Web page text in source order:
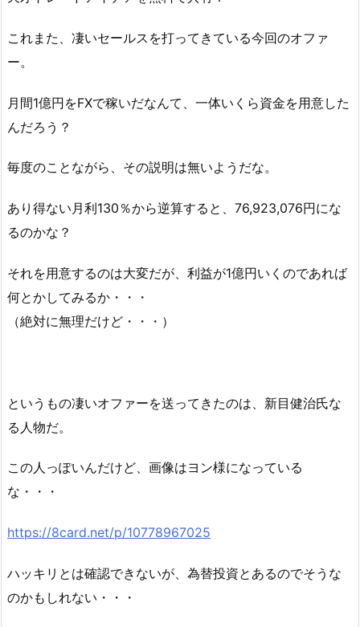
これまた、凄いセールスを打ってきている今回のオファ
ー。
月間1億円をFXで稼いだなんて、一体いくら資金を用意した
んだろう？
毎度のことながら、その説明は無いようだな。
あり得ない月利130％から逆算すると、76,923,076円にな
るのかな？
それを用意するのは大変だが、利益が1億円いくのであれば
何とかしてみるか・・・
（絶対に無理だけど・・・）
というもの凄いオファーを送ってきたのは、 新目健治氏な
る人物だ。
この人っぽいんだけど、画像はヨン様になっている
な・・・
https://8card.net/p/10778967025
ハッキリとは確認できないが、為替投資とあるのでそうな
のかもしれない・・・